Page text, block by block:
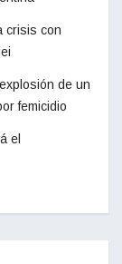
crisis con
de un
femicidio
el